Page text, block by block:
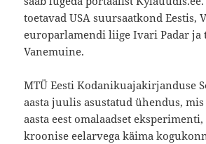
toetavad USA suursaatkond Eestis,
europarlamendi liige Ivari Padar ja
Vanemuine.
MTÜ Eesti Kodanikuajakirjanduse
aasta juulis asustatud ühendus,
aasta eest omalaadset
kroonise eelarvega käima